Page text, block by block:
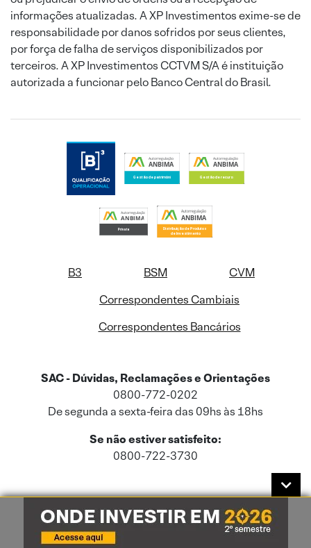
informações atualizadas. A XP Investimentos exime-se de
responsabilidade por danos sofridos por seus clientes,
por força de falha de serviços disponibilizados por
terceiros. A XP Investimentos CCTVM S/A é instituição
autorizada a funcionar pelo Banco Central do Brasil.
B3 BSM
CVM
Correspondentes Cambiais
Correspondentes Bancários
SAC - Dúvidas, Reclamações e Orientações
0800-772-0202
De segunda a sexta-feira das 09hs às 18hs
Se não estiver satisfeito:
0800-722-3730
Este site usa cookies e dados pessoais de acordo com a nossaPolítica de
Cookies
e a nossaPolítica de Privacidade.